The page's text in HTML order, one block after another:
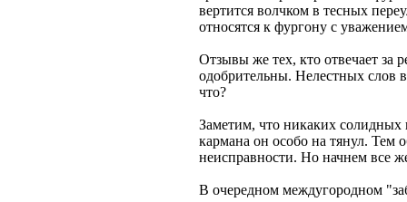
вертится волчком в тесных
относятся к фургону с
Отзывы же тех, кто отвечает за
одобрительны. Нелестных слов
что?
Заметим, что никаких солидных
кармана он особо на тянул. Тем
неисправности. Но начнем все
В очередном междугородном